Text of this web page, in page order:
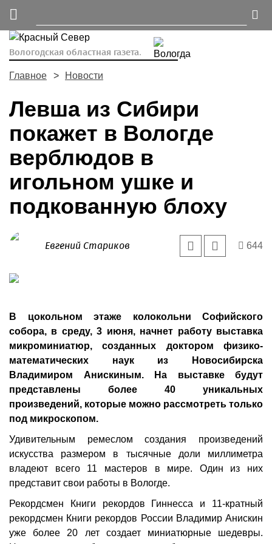
Вологодская областная газета.
Главное Новости
Левша из Сибири
покажет в Вологде
верблюдов в
игольном ушке и
подкованную блоху
Евгений Стариков 644
В цокольном этаже колокольни Софийского
собора, в среду, 3 июня, начнет работу выставка
микроминиатюр, созданных доктором физико-
математических наук из Новосибирска
Владимиром Анискиным. На выставке будут
представлены более 40 уникальных
произведений, которые можно рассмотреть только
под микроскопом.
Удивительным ремеслом создания произведений
искусства размером в тысячные доли миллиметра
владеют всего 11 мастеров в мире. Один из них
представит свои работы в Вологде.
Рекордсмен Книги рекордов Гиннесса и 11-кратный
рекордсмен Книги рекордов России Владимир Анискин
уже более 20 лет создает миниатюрные шедевры.